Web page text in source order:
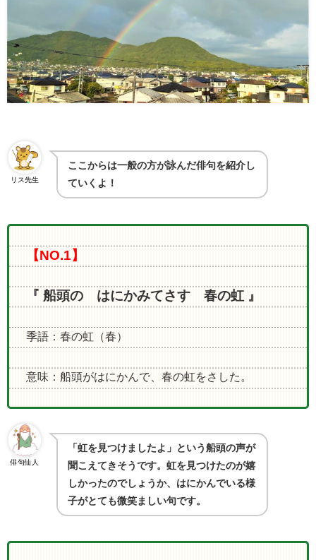
リス先生
ここからは一般の方が詠んだ俳句を紹介し
ていくよ！
【NO.1】
『 船頭の はにかみてさす 春の虹 』
季語：春の虹（春）
意味：船頭がはにかんで、春の虹をさした。
俳句仙人
「虹を見つけましたよ」という船頭の声が
聞こえてきそうです。虹を見つけたのが嬉
しかったのでしょうか、はにかんでいる様
子がとても微笑ましい句です。